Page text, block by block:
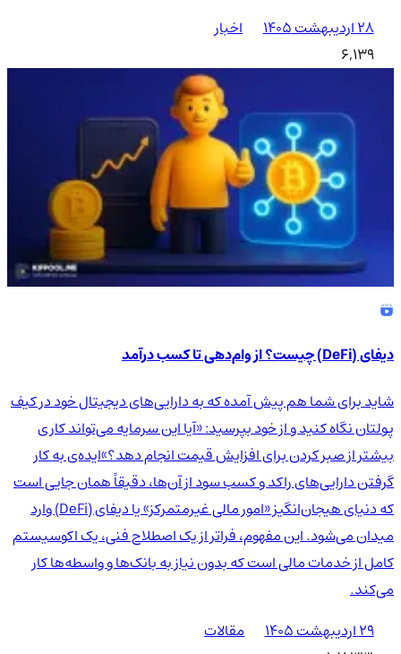
۲۸ اردیبهشت ۱۴۰۵
اخبار
6,139
دیفای (DeFi) چیست؟ از وام‌دهی تا کسب درآمد
شاید برای شما هم پیش آمده که به دارایی‌های دیجیتال خود در کیف
پولتان نگاه کنید و از خود بپرسید: «آیا این سرمایه می‌تواند کاری
بیشتر از صبر کردن برای افزایش قیمت انجام دهد؟»ایده‌ی به کار
گرفتن دارایی‌های راکد و کسب سود از آن‌ها، دقیقاً همان جایی است
که دنیای هیجان‌انگیز «امور مالی غیرمتمرکز» یا دیفای (DeFi) وارد
میدان می‌شود. این مفهوم، فراتر از یک اصطلاح فنی، یک اکوسیستم
کامل از خدمات مالی است که بدون نیاز به بانک‌ها و واسطه‌ها کار
می‌کند.
۲۹ اردیبهشت ۱۴۰۵
مقالات